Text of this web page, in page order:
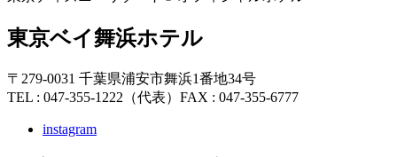
東京ベイ舞浜ホテル
〒279-0031 千葉県浦安市舞浜1番地34号
TEL : 047-355-1222（代表） FAX : 047-355-6777
instagram